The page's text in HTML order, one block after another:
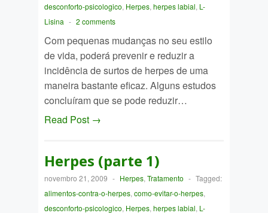
desconforto-psicologico, Herpes, herpes labial, L-
Lisina - 2 comments
Com pequenas mudanças no seu estilo
de vida, poderá prevenir e reduzir a
incidência de surtos de herpes de uma
maneira bastante eficaz. Alguns estudos
concluíram que se pode reduzir…
Read Post →
Herpes (parte 1)
novembro 21, 2009 - Herpes, Tratamento - Tagged:
alimentos-contra-o-herpes, como-evitar-o-herpes,
desconforto-psicologico, Herpes, herpes labial, L-